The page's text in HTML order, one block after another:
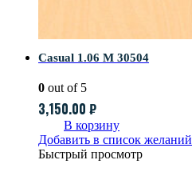
Casual 1.06 M 30504
0 out of 5
3,150.00 ₽
В корзину
Добавить в список желаний
Быстрый просмотр